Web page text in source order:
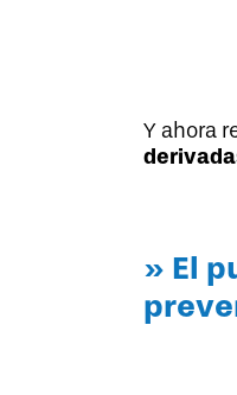
Y ahora
» El